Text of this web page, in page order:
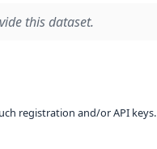
this dataset.
registration and/or API keys.